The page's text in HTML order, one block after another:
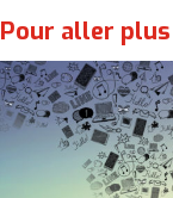
Pour aller